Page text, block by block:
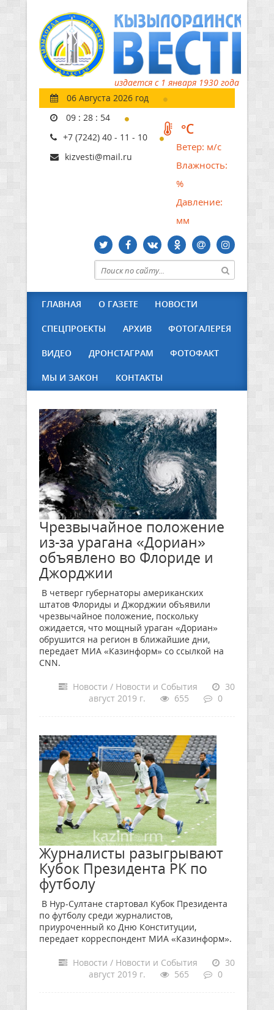
издается с 1 января 1930 года
06 Августа 2026 год
09 : 28 : 56
+7 (7242) 40 - 11 - 10
kizvesti@mail.ru
°C
Ветер: м/с
Влажность:
%
Давление:
мм
ГЛАВНАЯ О ГАЗЕТЕ НОВОСТИ
СПЕЦПРОЕКТЫ АРХИВ ФОТОГАЛЕРЕЯ
ВИДЕО ДРОНСТАГРАМ ФОТОФАКТ
МЫ И ЗАКОН КОНТАКТЫ
Чрезвычайное положение
из-за урагана «Дориан»
объявлено во Флориде и
Джорджии
В четверг губернаторы американских
штатов Флориды и Джорджии объявили
чрезвычайное положение, поскольку
ожидается, что мощный ураган «Дориан»
обрушится на регион в ближайшие дни,
передает МИА «Казинформ» со ссылкой на
CNN.
Новости / Новости и События
30
август 2019 г.
655 0
Журналисты разыгрывают
Кубок Президента РК по
футболу
В Нур-Султане стартовал Кубок Президента
по футболу среди журналистов,
приуроченный ко Дню Конституции,
передает корреспондент МИА «Казинформ».
Новости / Новости и События
30
август 2019 г.
565 0